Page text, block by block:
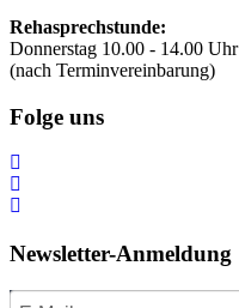
Rehasprechstunde:
Donnerstag 10.00 - 14.00 Uhr
(nach Terminvereinbarung)
Folge uns
Newsletter-Anmeldung